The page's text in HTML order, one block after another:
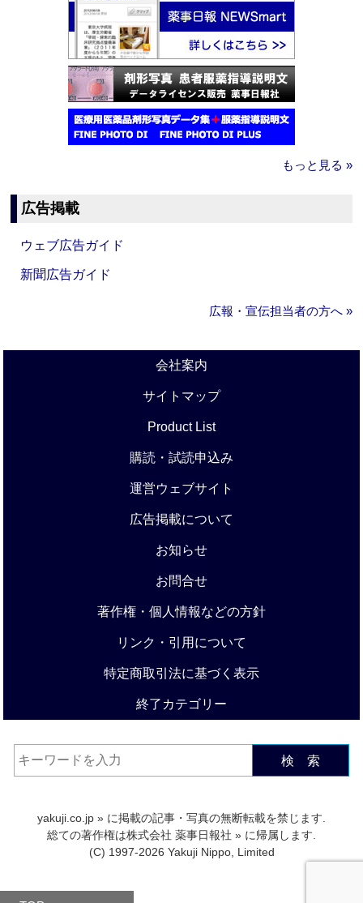
もっと見る »
広告掲載
ウェブ広告ガイド
新聞広告ガイド
広報・宣伝担当者の方へ »
会社案内
サイトマップ
Product List
購読・試読申込み
運営ウェブサイト
広告掲載について
お知らせ
お問合せ
著作権・個人情報などの方針
リンク・引用について
特定商取引法に基づく表示
終了カテゴリー
検 索
yakuji.co.jp » に掲載の記事・写真の無断転載を禁じます.
総ての著作権は株式会社 薬事日報社 » に帰属します.
(C) 1997-2026 Yakuji Nippo, Limited